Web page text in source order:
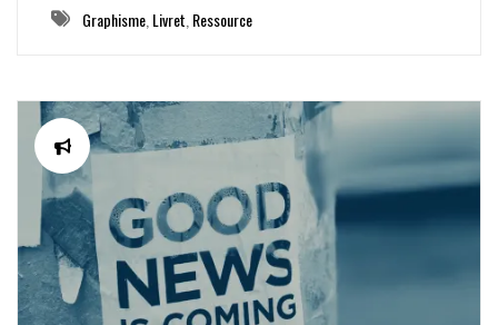
Graphisme,Livret,Ressource